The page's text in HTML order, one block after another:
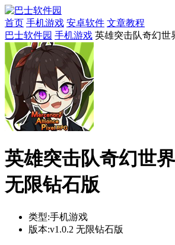
首页 手机游戏 安卓软件 文章教程
巴士软件园 手机游戏 英雄突击队奇幻世
英雄突击队奇幻世
无限钻石版
类型:手机游戏
版本:v1.0.2 无限钻石版